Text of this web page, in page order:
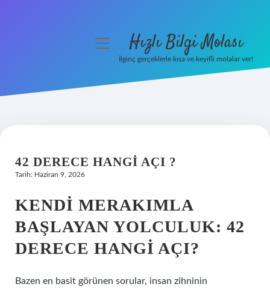
Hakkımızda
menüyüHızlı Bilgi Molası
İlginç gerçeklerle kısa ve keyifli molalar ver!
42 DERECE HANGI AÇI ?
Tarih: Haziran 9, 2026
KENDI MERAKIMLA
BAŞLAYAN YOLCULUK: 42
DERECE HANGI AÇI?
Bazen en basit görünen sorular, insan zihninin